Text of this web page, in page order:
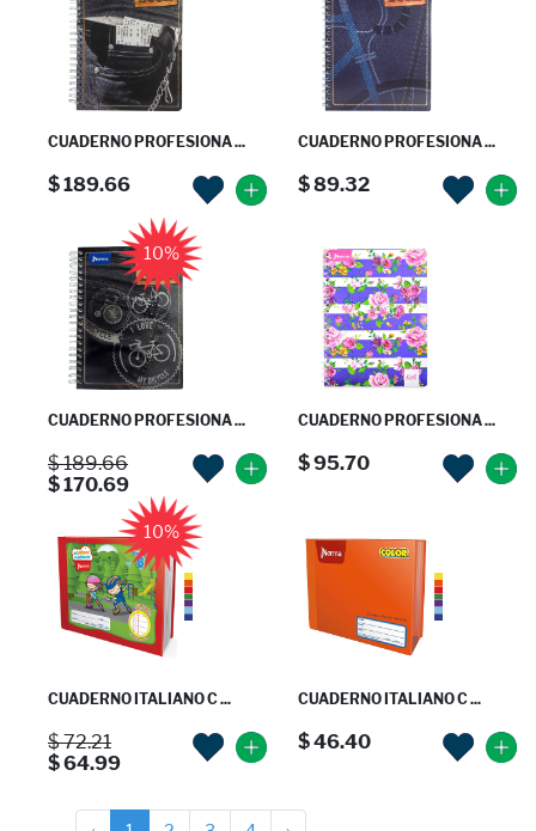
CUADERNO PROFESIONA ...
$ 189.66
CUADERNO PROFESIONA ...
$ 89.32
10%
CUADERNO PROFESIONA ...
$ 189.66
$ 170.69
CUADERNO PROFESIONA ...
$ 95.70
10%
CUADERNO ITALIANO C ...
$ 72.21
$ 64.99
CUADERNO ITALIANO C ...
$ 46.40